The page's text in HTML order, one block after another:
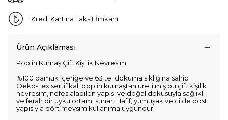
Kredi Kartına Taksit İmkanı
Ürün Açıklaması
Poplin Kumaş Çift Kişilik Nevresim
%100 pamuk içeriğe ve 63 tel dokuma sıklığına sahip
Oeko-Tex sertifikalı poplin kumaştan üretilmiş bu çift kişilik
nevresim, nefes alabilen yapısı ve doğal dokusuyla sağlıklı
ve ferah bir uyku ortamı sunar. Hafif, yumuşak ve cilde dost
yapısıyla dört mevsim kullanıma uygundur.